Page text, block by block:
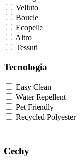
Velluto
Boucle
Ecopelle
Altro
Tessuti
Tecnologia
Easy Clean
Water Repellent
Pet Friendly
Recycled Polyester
Cechy